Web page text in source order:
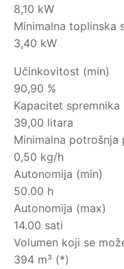
8,10 kW
Minimalna toplinska
3,40 kW
Učinkovitost (min)
90,90 %
Kapacitet spremnika
39,00 litara
Minimalna potrošnja
0,50 kg/h
Autonomija (min)
50.00 h
Autonomija (max)
14.00 sati
Volumen koji se
394 m³ (*)